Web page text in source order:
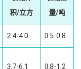
积/立方
量/吨
2.4-4.0 0.5-0.8
3.7-6.1 0.8-1.2